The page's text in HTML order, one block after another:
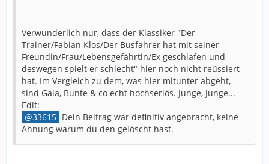
Verwunderlich nur, dass der Klassiker "Der
Trainer/Fabian Klos/Der Busfahrer hat mit seiner
Freundin/Frau/Lebensgefährtin/Ex geschlafen und
deswegen spielt er schlecht" hier noch nicht reüssiert
hat. Im Vergleich zu dem, was hier mitunter abgeht,
sind Gala, Bunte & co echt hochseriös. Junge, Junge...
Edit:
33615 Dein Beitrag war definitiv angebracht, keine
Ahnung warum du den gelöscht hast.